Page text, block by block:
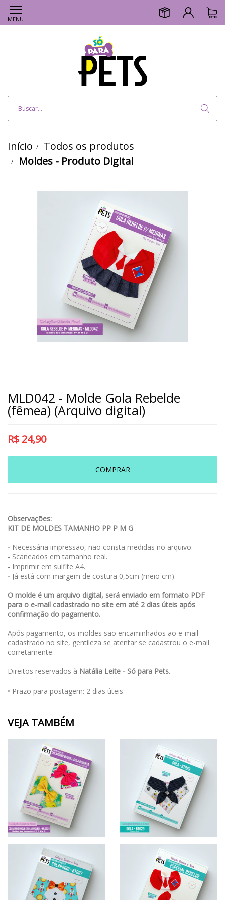
MENU
Início
Todos os produtos
Moldes - Produto Digital
MLD042 - Molde Gola Rebelde
(fêmea) (Arquivo digital)
R$ 24,90
COMPRAR
Observações:
KIT DE MOLDES TAMANHO PP P M G
- Necessária impressão, não consta medidas no arquivo.
- Scaneados em tamanho real.
- Imprimir em sulfite A4.
- Já está com margem de costura 0,5cm (meio cm).
O molde é um arquivo digital, será enviado em formato PDF
para o e-mail cadastrado no site em até 2 dias úteis após
confirmação do pagamento.
Após pagamento, os moldes são encaminhados ao e-mail
cadastrado no site, gentileza se atentar se cadastrou o e-mail
corretamente.
Direitos reservados à Natália Leite - Só para Pets.
• Prazo para postagem: 2 dias úteis
VEJA TAMBÉM